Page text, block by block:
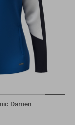
Damen